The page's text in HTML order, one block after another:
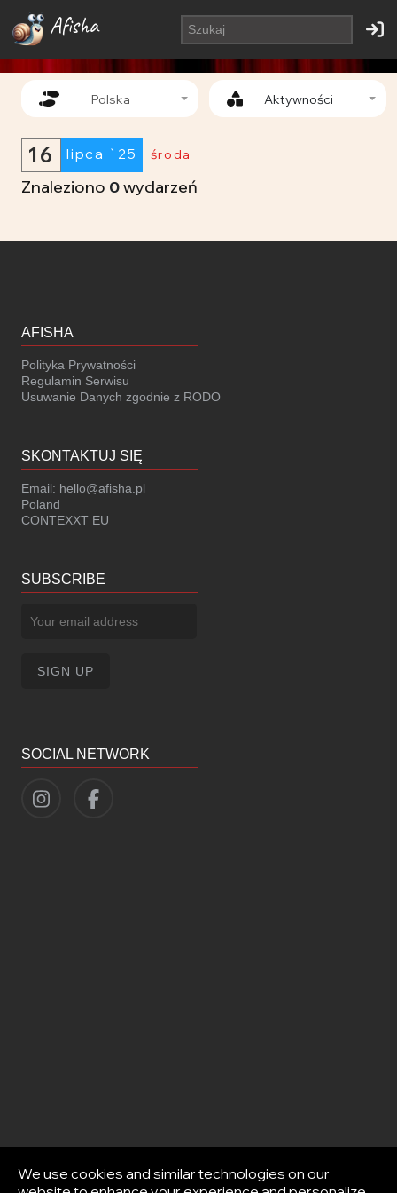
Afisha
środa
lipca `25
16
Znaleziono 0wydarzeń
Polska Aktywności
AFISHA
Polityka Prywatności
Regulamin Serwisu
Usuwanie Danych zgodnie z RODO
SKONTAKTUJ SIĘ
Email: hello@afisha.pl
Poland
CONTEXXT EU
SUBSCRIBE
SOCIAL NETWORK
We use cookies and similar technologies on our